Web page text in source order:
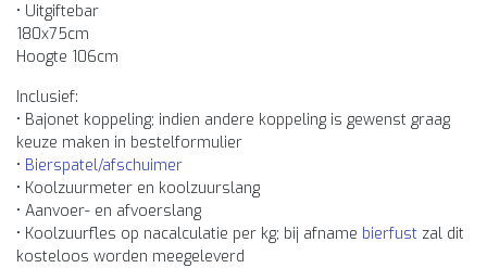
• Uitgiftebar
180x75cm
Hoogte 106cm
Inclusief:
• Bajonet koppeling; indien andere koppeling is gewenst graag
keuze maken in bestelformulier
• Bierspatel/afschuimer
• Koolzuurmeter en koolzuurslang
• Aanvoer- en afvoerslang
• Koolzuurfles op nacalculatie per kg; bij afname bierfust zal dit
kosteloos worden meegeleverd